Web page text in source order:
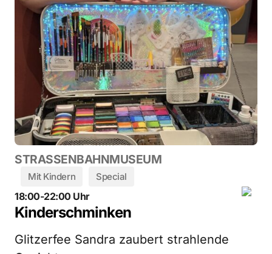
STRASSENBAHNMUSEUM
Mit Kindern Special
18:00-22:00 Uhr
Kinderschminken
Glitzerfee Sandra zaubert strahlende